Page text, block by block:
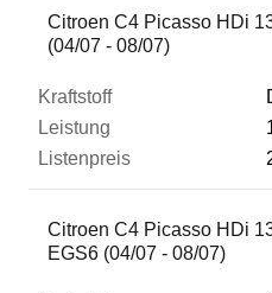
Citroen C4 Picasso HDi
(04/07 - 08/07)
Citroen C4 Picasso HDi
EGS6 (04/07 - 08/07)